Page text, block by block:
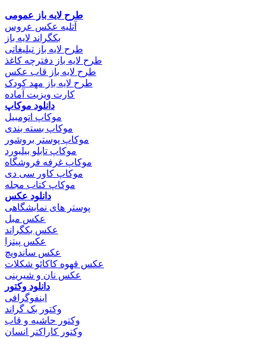
طرح لایه باز عمومی
آتلیه عکس عروس
بکگراند لایه باز
طرح لایه باز تبلیغاتی
طرح لایه باز دفترچه کاغذ
طرح لایه باز قاب عکس
طرح لایه باز مهد کودک
کارت ویزیت آماده
دانلود موکاپ
موکاپ اتومبیل
موکاپ بسته بندی
موکاپ پوستر بروشور
موکاپ تابلو بیلبورد
موکاپ غرفه فروشگاه
موکاپ کاور سی دی
موکاپ کتاب مجله
دانلود عکس
پوستر های نمایشگاهی
عکس مبل
عکس بکگراند
عکس پیتزا
عکس ساندویچ
عکس قهوه کاکائو شکلات
عکس نان و شیرینی
دانلود وکتور
اینفوگرافی
وکتور بک گراند
وکتور حاشیه و قاب
وکتور کاراکتر انسان